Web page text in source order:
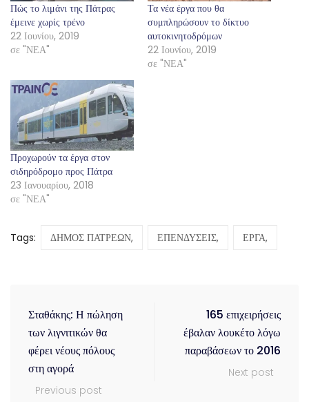
Πώς το λιμάνι της Πάτρας
έμεινε χωρίς τρένο
22 Ιουνίου, 2019
σε "ΝΕΑ"
Τα νέα έργα που θα
συμπληρώσουν το δίκτυο
αυτοκινητοδρόμων
22 Ιουνίου, 2019
σε "ΝΕΑ"
Προχωρούν τα έργα στον
σιδηρόδρομο προς Πάτρα
23 Ιανουαρίου, 2018
σε "ΝΕΑ"
Tags: ΔΗΜΟΣ ΠΑΤΡΕΩΝ, ΕΠΕΝΔΥΣΕΙΣ, ΕΡΓΑ,
Σταθάκης: Η πώληση
των λιγνιτικών θα
φέρει νέους πόλους
στη αγορά
Previous post
165 επιχειρήσεις
έβαλαν λουκέτο λόγω
παραβάσεων το 2016
Next post